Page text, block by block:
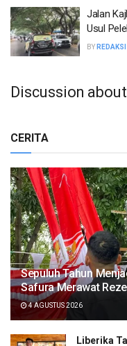
Jalan
Usul
BY REDAKSI
Discussion
CERITA
Sepuluh Tahun
Safura Merawat
4 AGUSTUS 2026
Liberika